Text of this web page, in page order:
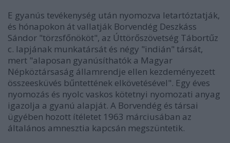
E gyanús tevékenység után nyomozva letartóztatják,
és hónapokon át vallatják Borvendég Deszkáss
Sándor "törzsfőnököt", az Úttörőszövetség Tábortűz
c. lapjának munkatársát és négy "indián" társát,
mert "alaposan gyanúsíthatók a Magyar
Népköztársaság államrendje ellen kezdeményezett
összeesküvés bűntettének elkövetésével". Egy éves
nyomozás és nyolc vaskos kötetnyi nyomozati anyag
igazolja a gyanú alapját. A Borvendég és társai
ügyében hozott ítéletet 1963 márciusában az
általános amnesztia kapcsán megszüntetik.